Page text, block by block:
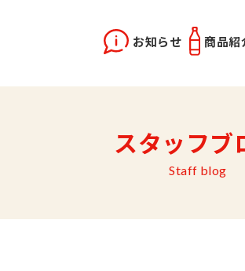
お知らせ 商品紹
あま塩醤油
レシピ動画 佐竹会長のお話
スタッフブ
Staff blog